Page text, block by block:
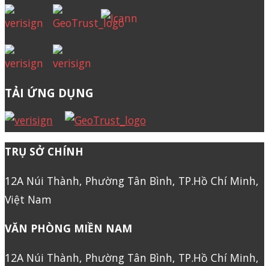
TẢI ỨNG DỤNG
TRỤ SỞ CHÍNH
12A Núi Thành, Phường Tân Bình, TP.Hồ Chí Minh,
Việt Nam
VĂN PHÒNG MIỀN NAM
12A Núi Thành, Phường Tân Bình, TP.Hồ Chí Minh,